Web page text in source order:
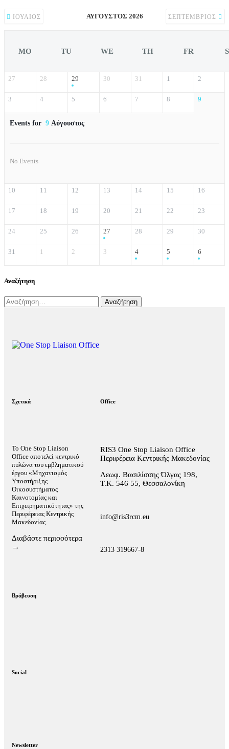
ΙΟΎΛΙΟΣ ΑΎΓΟΥΣΤΟΣ 2026 ΣΕΠΤΈΜΒΡΙΟΣ
MO TU WE TH FR
27 28 29 30 31 1 2
3 4 5 6 7 8 9
Events for 9 Αύγουστος
No Events
10 11 12 13 14 15 16
17 18 19 20 21 22 23
24 25 26 27 28 29 30
31 1 2 3 4 5 6
Αναζήτηση
Σχετικά
Το One Stop Liaison
Office αποτελεί κεντρικό
πυλώνα του εμβληματικού
έργου «Μηχανισμός
Υποστήριξης
Οικοσυστήματος
Καινοτομίας και
Επιχειρηματικότητας» της
Περιφέρειας Κεντρικής
Μακεδονίας.
Διαβάστε περισσότερα
→
Βράβευση
Office
RIS3 One Stop Liaison Office
Περιφέρεια Κεντρικής Μακεδονίας
Λεωφ. Βασιλίσσης Όλγας 198,
Τ.Κ. 546 55, Θεσσαλονίκη
info@ris3rcm.eu
2313 319667-8
Social
Newsletter